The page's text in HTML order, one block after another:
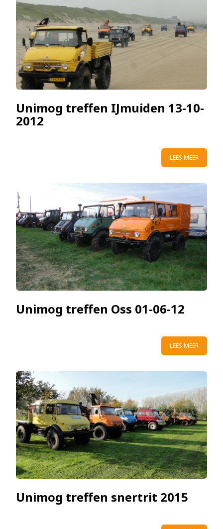
Unimog treffen IJmuiden 13-10-
2012
LEES MEER
Unimog treffen Oss 01-06-12
LEES MEER
Unimog treffen snertrit 2015